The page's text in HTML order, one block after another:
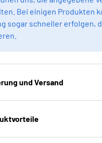
Bei einigen Produkten
sogar schneller erfolgen,
und Versand